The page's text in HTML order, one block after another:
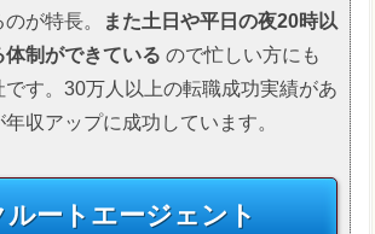
が特長。
また土日や平日の夜20時以
体制ができている ので忙しい方にも
す。30万人以上の転職成功実績があ
収アップに成功しています。
ルートエージェント